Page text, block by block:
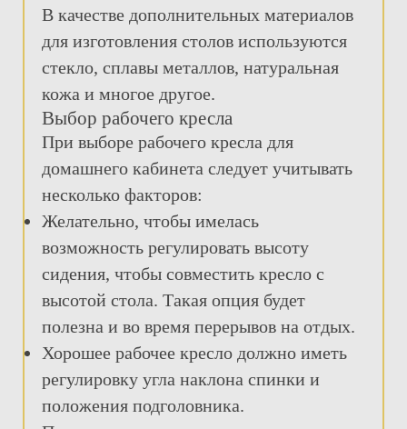
В качестве дополнительных материалов
для изготовления столов используются
стекло, сплавы металлов, натуральная
кожа и многое другое.
Выбор рабочего кресла
При выборе рабочего кресла для
домашнего кабинета следует учитывать
несколько факторов:
Желательно, чтобы имелась
возможность регулировать высоту
сидения, чтобы совместить кресло с
высотой стола. Такая опция будет
полезна и во время перерывов на отдых.
Хорошее рабочее кресло должно иметь
регулировку угла наклона спинки и
положения подголовника.